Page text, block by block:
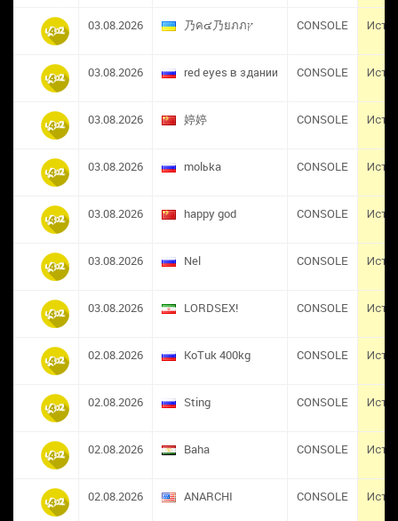
03.08.2026 乃ค๔乃ยภภץ CONSOLE Истек
03.08.2026 red eyes в здании CONSOLE Истек
03.08.2026 婷婷 CONSOLE Истек
03.08.2026 molьka CONSOLE Истек
03.08.2026 happy god CONSOLE Истек
03.08.2026 Nel CONSOLE Истек
03.08.2026 LORDSEX! CONSOLE Истек
02.08.2026 KoTuk 400kg CONSOLE Истек
02.08.2026 Sting CONSOLE Истек
02.08.2026 Baha CONSOLE Истек
02.08.2026 ANARCHI CONSOLE Истек